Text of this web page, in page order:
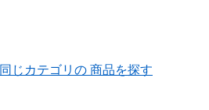
同じカテゴリの 商品を探す